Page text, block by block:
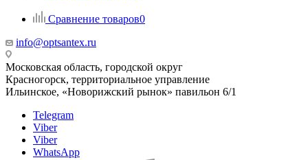
Сравнение товаров0
info@optsantex.ru
Московская область, городской округ
Красногорск, территориальное управление
Ильинское, «Новорижский рынок» павильон 6/1
Telegram
Viber
Viber
WhatsApp